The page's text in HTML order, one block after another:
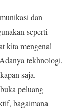
dan
seperti
kita mengenal
tekhnologi,
saja.
peluang
bagaimana